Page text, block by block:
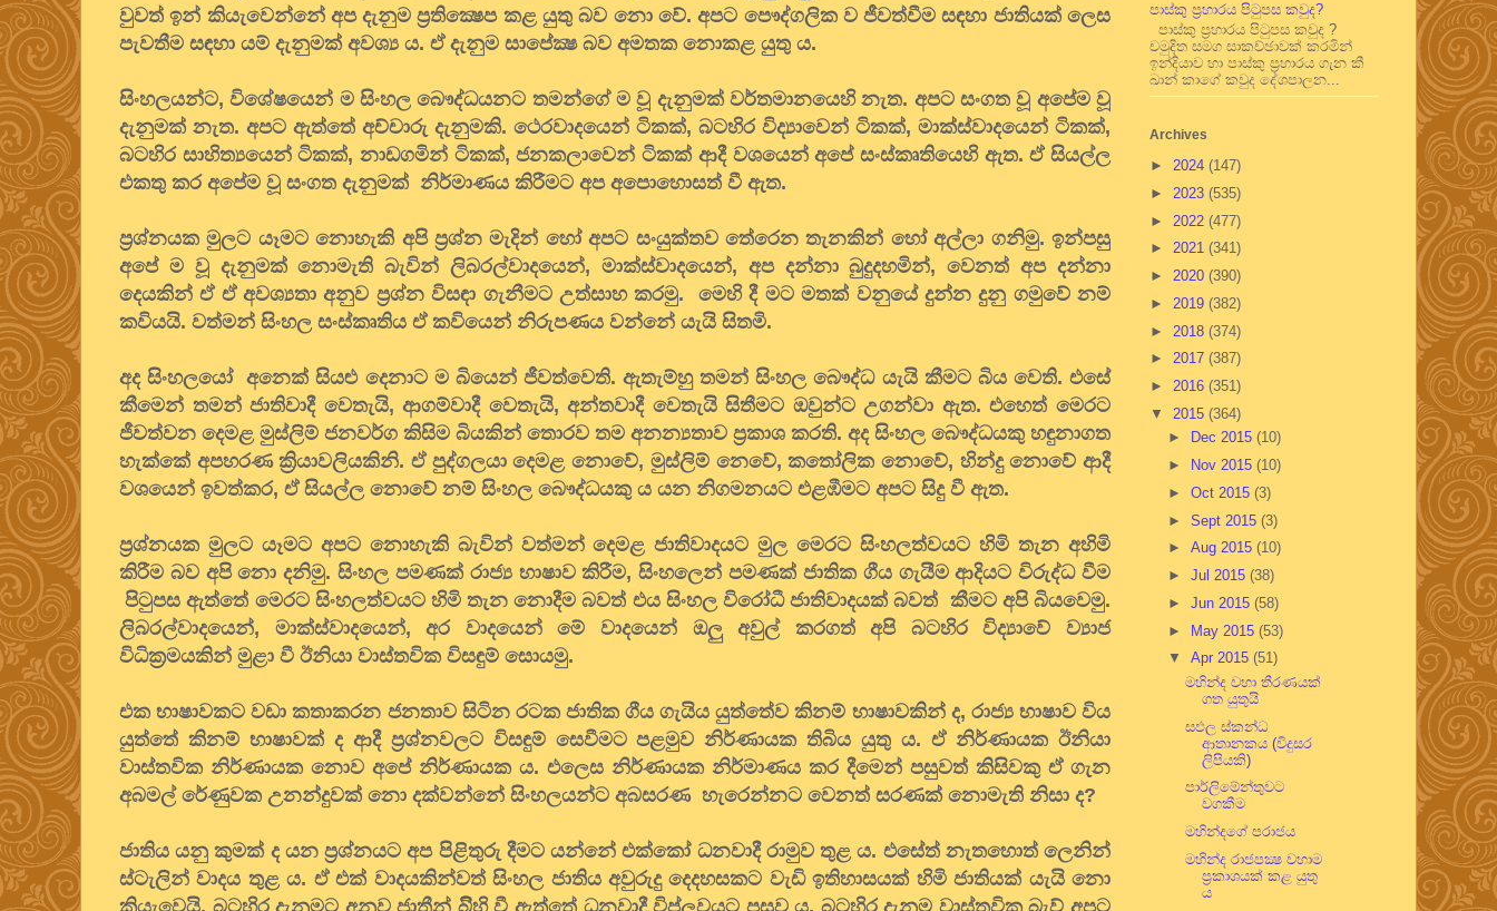
වුවත් ඉන් කියැවෙන්නේ අප දැනුම ප්‍රතික්‍ෂෙප කළ යුතු බව නො වේ. අපට පෞද්ගලික ව ජීවත්වීම සඳහා ජාතියක් ලෙස
පැවතීම සඳහා යම් දැනුමක් අවශ්‍ය ය. ඒ දැනුම සාපේක්‍ෂ බව අමතක නොකළ යුතු ය.
සිංහලයන්ට, විශේෂයෙන් ම සිංහල බෞද්ධයනට තමන්ගේ ම වූ දැනුමක් වර්තමානයෙහි නැත. අපට සංගත වූ අපේම වූ
දැනුමක් නැත. අපට ඇත්තේ අච්චාරු දැනුමකි. ථෙරවාදයෙන් ටිකක්, බටහිර විද්‍යාවෙන් ටිකක්, මාක්ස්වාදයෙන් ටිකක්,
බටහිර සාහිත්‍යයෙන් ටිකක්, නාඩගමින් ටිකක්, ජනකලාවෙන් ටිකක් ආදී වශයෙන් අපේ සංස්කෘතියෙහි ඇත. ඒ සියල්ල
එකතු කර අපේම වූ සංගත දැනුමක් නිර්මාණය කිරීමට අප අපොහොසත් වී ඇත.
ප්‍රශ්නයක මුලට යෑමට නොහැකි අපි ප්‍රශ්න මැදින් හෝ අපට සංයුක්තව තේරෙන තැනකින් හෝ අල්ලා ගනිමු. ඉන්පසු
අපේ ම වූ දැනුමක් නොමැති බැවින් ලිබරල්වාදයෙන්, මාක්ස්වාදයෙන්, අප දන්නා බුදුදහමින්, වෙනත් අප දන්නා
දෙයකින් ඒ ඒ අවශ්‍යතා අනුව ප්‍රශ්න විසඳා ගැනීමට උත්සාහ කරමු. මෙහි දී මට මතක් වනුයේ දුන්න දුනු ගමුවේ නම්
කවියයි. වත්මන් සිංහල සංස්කෘතිය ඒ කවියෙන් නිරුපණය වන්නේ යැයි සිතමි.
අද සිංහලයෝ අනෙක් සියළු දෙනාට ම බියෙන් ජීවත්වෙති. ඇතැම්හු තමන් සිංහල බෞද්ධ යැයි කීමට බිය වෙති. එසේ
කීමෙන් තමන් ජාතිවාදී වෙතැයි, ආගම්වාදී වෙතැයි, අන්තවාදී වෙතැයි සිතීමට ඔවුන්ට උගන්වා ඇත. එහෙත් මෙරට
ජීවත්වන දෙමළ මුස්ලිම් ජනවර්ග කිසිම බියකින් තොරව තම අනන්‍යතාව ප්‍රකාශ කරති. අද සිංහල බෞද්ධයකු හඳුනාගත
හැක්කේ අපහරණ ක්‍රියාවලියකිනි. ඒ පුද්ගලයා දෙමළ නොවේ, මුස්ලිම් නෙවේ, කතෝලික නොවේ, හින්දු නොවේ ආදී
වශයෙන් ඉවත්කර, ඒ සියල්ල නොවේ නම් සිංහල බෞද්ධයකු ය යන නිගමනයට එළඹීමට අපට සිදු වී ඇත.
ප්‍රශ්නයක මුලට යෑමට අපට නොහැකි බැවින් වත්මන් දෙමළ ජාතිවාදයට මුල මෙරට සිංහලත්වයට හිමි තැන අහිමි
කිරීම බව අපි නො දනිමු. සිංහල පමණක් රාජ්‍ය භාෂාව කිරීම, සිංහලෙන් පමණක් ජාතික ගීය ගැයීම ආදියට විරුද්ධ වීම
පිටුපස ඇත්තේ මෙරට සිංහලත්වයට හිමි තැන නොදීම බවත් එය සිංහල විරෝධී ජාතිවාදයක් බවත් කීමට අපි බියවෙමු.
ලිබරල්වාදයෙන්, මාක්ස්වාදයෙන්, අර වාදයෙන් මේ වාදයෙන් ඔලු අවුල් කරගත් අපි බටහිර විද්‍යාවේ ව්‍යාජ
විධික්‍රමයකින් මුළා වී ඊනියා වාස්තවික විසඳුම් සොයමු.
එක භාෂාවකට වඩා කතාකරන ජනතාව සිටින රටක ජාතික ගීය ගැයිය යුත්තේව කිනම් භාෂාවකින් ද, රාජ්‍ය භාෂාව විය
යුත්තේ කිනම් භාෂාවක් ද ආදී ප්‍රශ්නවලට විසඳුම් සෙවීමට පළමුව නිර්ණායක තිබිය යුතු ය. ඒ නිර්ණායක ඊනියා
වාස්තවික නිර්ණායක නොව අපේ නිර්ණායක ය. එලෙස නිර්ණායක නිර්මාණය කර දීමෙන් පසුවත් කිසිවකු ඒ ගැන
අබමල් රේණුවක උනන්දුවක් නො දක්වන්නේ සිංහලයන්ට අබසරණ හැරෙන්නට වෙනත් සරණක් නොමැති නිසා ද?
ජාතිය යනු කුමක් ද යන ප්‍රශ්නයට අප පිළිතුරු දීමට යන්නේ එක්කෝ ධනවාදී රාමුව තුළ ය. එසේත් නැතහොත් ලෙනින්
ස්ටැලින් වාදය තුළ ය. ඒ එක් වාදයකින්වත් සිංහල ජාතිය අවුරුදු දෙදහසකට වැඩි ඉතිහාසයක් හිමි ජාතියක් යැයි නො
කියැවෙයි. බටහිර දැනුමට අනුව ජාතීන් බිිහි වී ඇත්තේ ධනවාදී විප්ලවයට පසුව ය. බටහිර දැනුම වාස්තවික බැව් අපට
පාස්කු ප්‍රහාරය පිටුපස කවුද?
පාස්කු ප්‍රහාරය පිටුපස කවුද ?
චමුදිත සමග සාකච්ඡාවක් කරමින්
ඉන්දියාව හා පාස්කු ප්‍රහාරය ගැන කී
ඛාන් කාගේ කවුද දේශපාලන...
Archives
► 2024 (147)
► 2023 (535)
► 2022 (477)
► 2021 (341)
► 2020 (390)
► 2019 (382)
► 2018 (374)
► 2017 (387)
► 2016 (351)
▼ 2015 (364)
►
Dec 2015 (10)
►
Nov 2015 (10)
► Oct 2015 (3)
► Sept 2015 (3)
► Aug 2015 (10)
► Jul 2015 (38)
► Jun 2015 (58)
► May 2015 (53)
▼ Apr 2015 (51)
මහින්ද වහා තීරණයක්
ගත යුතුයි
සඵල ස්කන්ධ
ආතානකය (විදුසර
ලිපියකි)
පාර්ලිමේන්තුවට
වගකීම
මහින්දගේ පරාජය
මහින්ද රාජපක්‍ෂ වහාම
ප්‍රකාශයක් කළ යුතු
ය